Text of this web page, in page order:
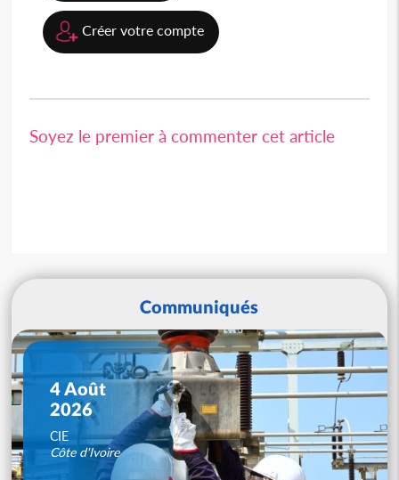
Créer votre compte
Soyez le premier à commenter cet article
Communiqués
4 Août
2026
CIE
Côte d'Ivoire